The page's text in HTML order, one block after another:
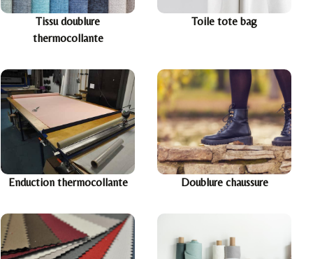
Tissu doublure
thermocollante
Toile tote bag
Enduction thermocollante Doublure chaussure